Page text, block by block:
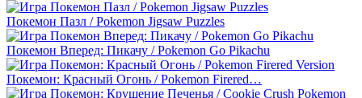
Покемон Пазл / Pokemon Jigsaw Puzzles
Покемон Вперед: Пикачу / Pokemon Go Pikachu
Покемон: Красный Огонь / Pokemon Firered…